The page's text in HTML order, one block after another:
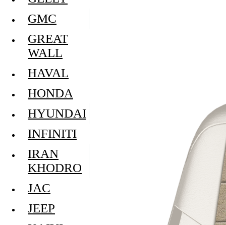
GMC
GREAT
WALL
HAVAL
HONDA
HYUNDAI
INFINITI
IRAN
KHODRO
JAC
JEEP